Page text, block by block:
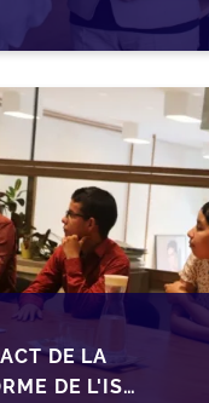
AU
EN 2026 :
POUR LES PME
DE LA
DE L'IS